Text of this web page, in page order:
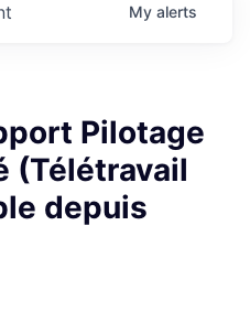
My alerts
Pilotage
(Télétravail
depuis